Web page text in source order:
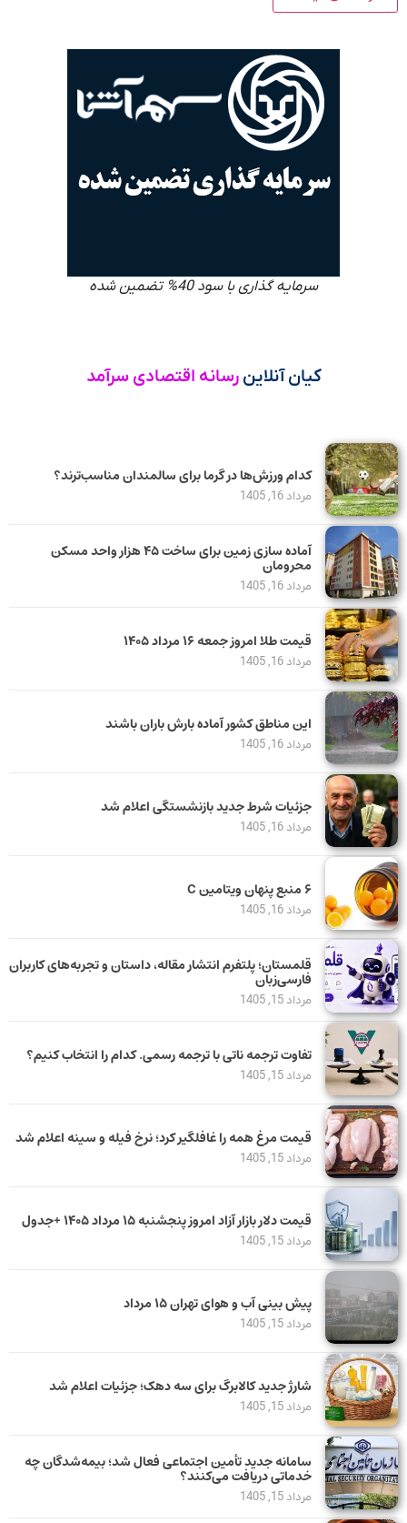
سرمایه گذاری با سود 40% تضمین شده
کیان آنلاین رسانه اقتصادی سرآمد
کدام ورزش‌ها در گرما برای سالمندان مناسب‌ترند؟
مرداد 16, 1405
آماده سازی زمین برای ساخت ۴۵ هزار واحد مسکن
محرومان
مرداد 16, 1405
قیمت طلا امروز جمعه ۱۶ مرداد ۱۴۰۵
مرداد 16, 1405
این مناطق کشور آماده بارش باران باشند
مرداد 16, 1405
جزئیات شرط جدید بازنشستگی اعلام شد
مرداد 16, 1405
۶ منبع پنهان ویتامین C
مرداد 16, 1405
قلمستان؛ پلتفرم انتشار مقاله، داستان و تجربه‌های کاربران
فارسی‌زبان
مرداد 15, 1405
تفاوت ترجمه ناتی با ترجمه رسمی. کدام را انتخاب کنیم؟
مرداد 15, 1405
قیمت مرغ همه را غافلگیر کرد؛ نرخ فیله و سینه اعلام شد
مرداد 15, 1405
قیمت دلار بازار آزاد امروز پنجشنبه ۱۵ مرداد ۱۴۰۵ +جدول
مرداد 15, 1405
پیش بینی آب و هوای تهران ۱۵ مرداد
مرداد 15, 1405
شارژ جدید کالابرگ برای سه دهک؛ جزئیات اعلام شد
مرداد 15, 1405
سامانه جدید تأمین اجتماعی فعال شد؛ بیمه‌شدگان چه
خدماتی دریافت می‌کنند؟
مرداد 15, 1405